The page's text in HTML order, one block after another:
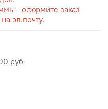
руб
- оформите заказ
эл.почту.